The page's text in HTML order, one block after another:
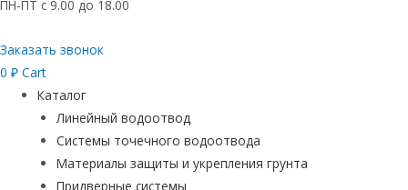
ПН-ПТ с 9.00 до 18.00
Заказать звонок
0 ₽ Cart
Каталог
Линейный водоотвод
Системы точечного водоотвода
Материалы защиты и укрепления грунта
Придверные системы